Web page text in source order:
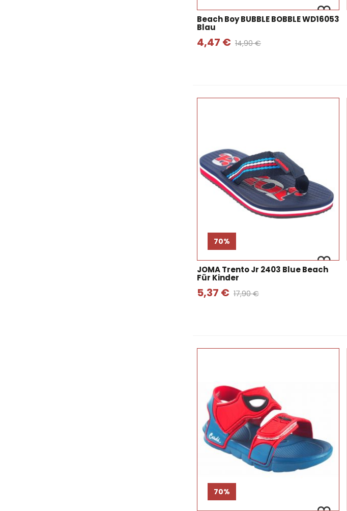
Beach Boy BUBBLE BOBBLE WD16053
Blau
4,47 € 14,90 €
70%
JOMA Trento Jr 2403 Blue Beach
Für Kinder
5,37 € 17,90 €
70%